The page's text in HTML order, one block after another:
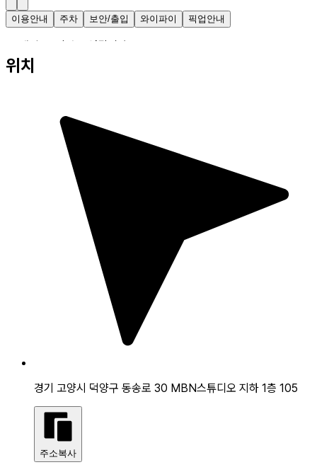
이용안내 주차 보안/출입 와이파이 픽업안내
위치
경기 고양시 덕양구 동송로 30 MBN스튜디오 지하 1층 105
주소복사